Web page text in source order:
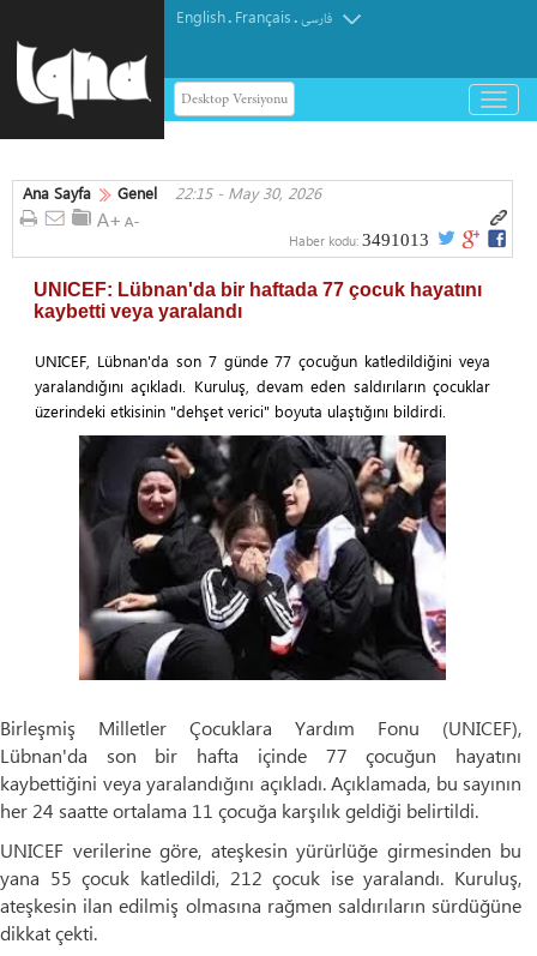
English. Français.فارسی
Desktop Versiyonu
باز
و
کردن
Ana Sayfa Genel 22:15 - May 30, 2026
Haber kodu: 3491013
UNICEF: Lübnan'da bir haftada 77 çocuk hayatını
kaybetti veya yaralandı
UNICEF, Lübnan'da son 7 günde 77 çocuğun katledildiğini veya
yaralandığını açıkladı. Kuruluş, devam eden saldırıların çocuklar
üzerindeki etkisinin "dehşet verici" boyuta ulaştığını bildirdi.
Birleşmiş Milletler Çocuklara Yardım Fonu (UNICEF),
Lübnan'da son bir hafta içinde 77 çocuğun hayatını
kaybettiğini veya yaralandığını açıkladı. Açıklamada, bu sayının
her 24 saatte ortalama 11 çocuğa karşılık geldiği belirtildi.
UNICEF verilerine göre, ateşkesin yürürlüğe girmesinden bu
yana 55 çocuk katledildi, 212 çocuk ise yaralandı. Kuruluş,
ateşkesin ilan edilmiş olmasına rağmen saldırıların sürdüğüne
dikkat çekti.